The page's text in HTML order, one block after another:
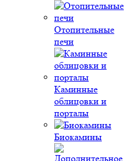
Отопительные
печи
Каминные
облицовки и
порталы
Биокамины